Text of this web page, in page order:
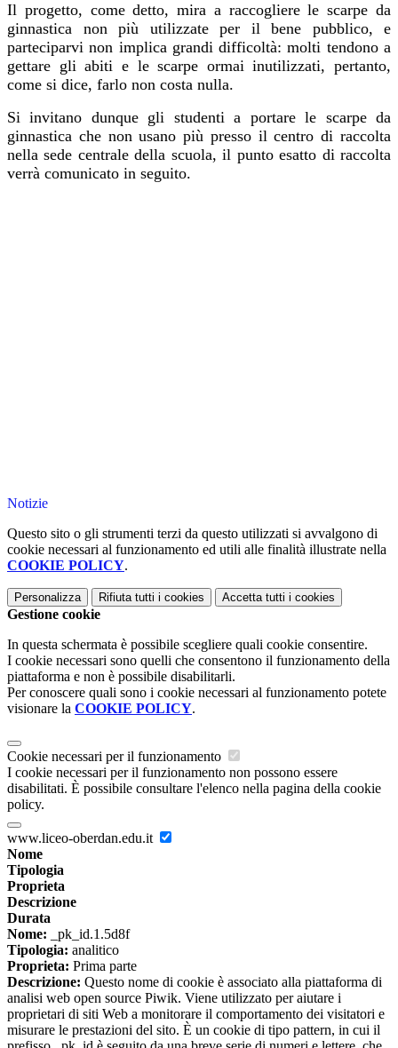
Il progetto, come detto, mira a raccogliere le scarpe da
ginnastica non più utilizzate per il bene pubblico, e
parteciparvi non implica grandi difficoltà: molti tendono a
gettare gli abiti e le scarpe ormai inutilizzati, pertanto,
come si dice, farlo non costa nulla.
Si invitano dunque gli studenti a portare le scarpe da
ginnastica che non usano più presso il centro di raccolta
nella sede centrale della scuola, il punto esatto di raccolta
verrà comunicato in seguito.
Notizie
Questo sito o gli strumenti terzi da questo utilizzati si avvalgono di
cookie necessari al funzionamento ed utili alle finalità illustrate nella
COOKIE POLICY.
Personalizza Rifiuta tutti i cookies Accetta tutti i cookies
Gestione cookie
In questa schermata è possibile scegliere quali cookie consentire.
I cookie necessari sono quelli che consentono il funzionamento della
piattaforma e non è possibile disabilitarli.
Per conoscere quali sono i cookie necessari al funzionamento potete
visionare la COOKIE POLICY.
Cookie necessari per il funzionamento
I cookie necessari per il funzionamento non possono essere
disabilitati. È possibile consultare l'elenco nella pagina della cookie
policy.
www.liceo-oberdan.edu.it
Nome
Tipologia
Proprieta
Descrizione
Durata
Nome: _pk_id.1.5d8f
Tipologia: analitico
Proprieta: Prima parte
Descrizione: Questo nome di cookie è associato alla piattaforma di
analisi web open source Piwik. Viene utilizzato per aiutare i
proprietari di siti Web a monitorare il comportamento dei visitatori e
misurare le prestazioni del sito. È un cookie di tipo pattern, in cui il